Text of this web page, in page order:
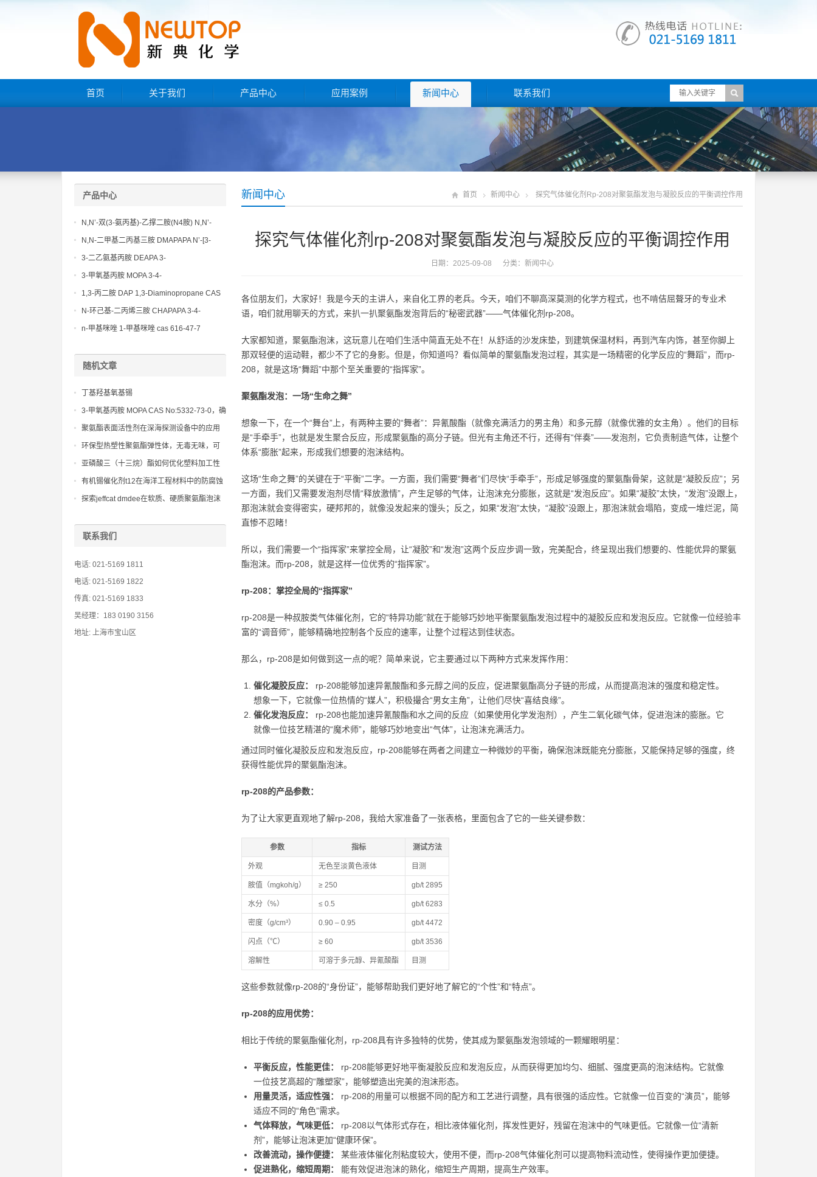
首页 关于我们 产品中心 应用案例 新闻中心 联系我们
新闻中心 首页 新闻中心 探究气体催化剂rp-208对聚氨酯发泡与凝胶反应的平衡调控作用
探究气体催化剂rp-208对聚氨酯发泡与凝胶反应的平衡调控作用
日期：2025-09-08 分类： 新闻中心
各位朋友们，大家好！我是今天的主讲人，来自化工界的老兵。今天，咱们不聊高深莫测的化学方程式，也不啃佶屈聱牙的专业术
语，咱们就用聊天的方式，来扒一扒聚氨酯发泡背后的“秘密武器”——气体催化剂rp-208。
大家都知道，聚氨酯泡沫，这玩意儿在咱们生活中简直无处不在！从舒适的沙发床垫，到建筑保温材料，再到汽车内饰，甚至你脚上
那双轻便的运动鞋，都少不了它的身影。但是，你知道吗？看似简单的聚氨酯发泡过程，其实是一场精密的化学反应的“舞蹈”，而rp-
208，就是这场“舞蹈”中那个至关重要的“指挥家”。
聚氨酯发泡：一场“生命之舞”
想象一下，在一个“舞台”上，有两种主要的“舞者”：异氰酸酯（就像充满活力的男主角）和多元醇（就像优雅的女主角）。他们的目标
是“手牵手”，也就是发生聚合反应，形成聚氨酯的高分子链。但光有主角还不行，还得有“伴奏”——发泡剂，它负责制造气体，让整个
体系“膨胀”起来，形成我们想要的泡沫结构。
这场“生命之舞”的关键在于“平衡”二字。一方面，我们需要“舞者”们尽快“手牵手”，形成足够强度的聚氨酯骨架，这就是“凝胶反应”；另
一方面，我们又需要发泡剂尽情“释放激情”，产生足够的气体，让泡沫充分膨胀，这就是“发泡反应”。如果“凝胶”太快，“发泡”没跟上，
那泡沫就会变得密实，硬邦邦的，就像没发起来的馒头；反之，如果“发泡”太快，“凝胶”没跟上，那泡沫就会塌陷，变成一堆烂泥，简
直惨不忍睹！
所以，我们需要一个“指挥家”来掌控全局，让“凝胶”和“发泡”这两个反应步调一致，完美配合，终呈现出我们想要的、性能优异的聚氨
酯泡沫。而rp-208，就是这样一位优秀的“指挥家”。
rp-208：掌控全局的“指挥家”
rp-208是一种叔胺类气体催化剂，它的“特异功能”就在于能够巧妙地平衡聚氨酯发泡过程中的凝胶反应和发泡反应。它就像一位经验丰
富的“调音师”，能够精确地控制各个反应的速率，让整个过程达到佳状态。
那么，rp-208是如何做到这一点的呢？简单来说，它主要通过以下两种方式来发挥作用：
催化凝胶反应：
rp-208能够加速异氰酸酯和多元醇之间的反应，促进聚氨酯高分子链的形成，从而提高泡沫的强度和稳定性。
想象一下，它就像一位热情的“媒人”，积极撮合“男女主角”，让他们尽快“喜结良缘”。
催化发泡反应：
rp-208也能加速异氰酸酯和水之间的反应（如果使用化学发泡剂），产生二氧化碳气体，促进泡沫的膨胀。它
就像一位技艺精湛的“魔术师”，能够巧妙地变出“气体”，让泡沫充满活力。
通过同时催化凝胶反应和发泡反应，rp-208能够在两者之间建立一种微妙的平衡，确保泡沫既能充分膨胀，又能保持足够的强度，终
获得性能优异的聚氨酯泡沫。
rp-208的产品参数：
为了让大家更直观地了解rp-208，我给大家准备了一张表格，里面包含了它的一些关键参数：
参数 指标 测试方法
外观 无色至淡黄色液体 目测
胺值（mgkoh/g） ≥ 250 gb/t 2895
水分（%） ≤ 0.5 gb/t 6283
密度（g/cm³） 0.90 – 0.95 gb/t 4472
闪点（℃） ≥ 60 gb/t 3536
溶解性 可溶于多元醇、异氰酸酯 目测
这些参数就像rp-208的“身份证”，能够帮助我们更好地了解它的“个性”和“特点”。
rp-208的应用优势：
相比于传统的聚氨酯催化剂，rp-208具有许多独特的优势，使其成为聚氨酯发泡领域的一颗耀眼明星：
平衡反应，性能更佳：
rp-208能够更好地平衡凝胶反应和发泡反应，从而获得更加均匀、细腻、强度更高的泡沫结构。它就像
一位技艺高超的“雕塑家”，能够塑造出完美的泡沫形态。
用量灵活，适应性强：
rp-208的用量可以根据不同的配方和工艺进行调整，具有很强的适应性。它就像一位百变的“演员”，能够
适应不同的“角色”需求。
气体释放，气味更低：
rp-208以气体形式存在，相比液体催化剂，挥发性更好，残留在泡沫中的气味更低。它就像一位“清新
剂”，能够让泡沫更加“健康环保”。
改善流动，操作便捷：
某些液体催化剂粘度较大，使用不便，而rp-208气体催化剂可以提高物料流动性，使得操作更加便捷。
促进熟化，缩短周期：
能有效促进泡沫的熟化，缩短生产周期，提高生产效率。
产品中心
N,N’-双(3-氨丙基)-乙撑二胺(N4胺) N,N’-
Bis(3-aminopropyl)-ethylenediamine CAS
No10563-26-5
N,N-二甲基二丙基三胺 DMAPAPA N’-[3-
(dimethylamino)propyllpropane-1,3-
diamine CAS No10563-29-8
3-二乙氨基丙胺 DEAPA 3-
(Diethylamino)propylamine CAS No 104-
3-甲氧基丙胺 MOPA 3-4-
Methoxypropylamine CAS No 5332-73-0
1,3-丙二胺 DAP 1,3-Diaminopropane CAS
No 109-76-2
N-环己基-二丙烯三胺 CHAPAPA 3-4-
Methoxypropylamine CAS No:5332-73-0
n-甲基咪唑 1-甲基咪唑 cas 616-47-7
随机文章
丁基羟基氧基锡
3-甲氧基丙胺 MOPA CAS No:5332-73-0，确
保合成聚合物产品具有优异的热稳定性和耐
化学性
聚氨酯表面活性剂在深海探测设备中的应用
潜力：探索未知世界的得力助手
环保型热塑性聚氨酯弹性体，无毒无味，可
回收利用，符合绿色生产要求
亚磷酸三（十三烷）酯如何优化塑料加工性
能？
有机锡催化剂t12在海洋工程材料中的防腐蚀
性能评估
探索jeffcat dmdee在软质、硬质聚氨酯泡沫
联系我们
电话: 021-5169 1811
电话: 021-5169 1822
传真: 021-5169 1833
吴经理：183 0190 3156
地址: 上海市宝山区